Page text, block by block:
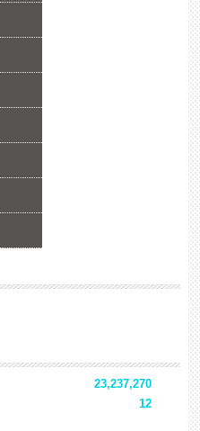
23,237,270
12